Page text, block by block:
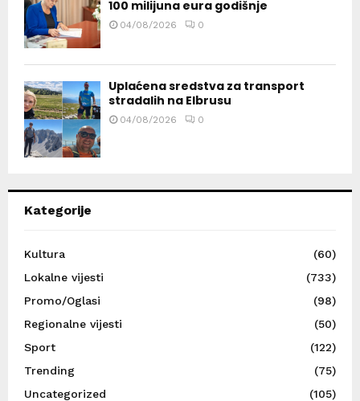
100 milijuna eura godišnje
04/08/2026 0
Uplaćena sredstva za transport
stradalih na Elbrusu
04/08/2026 0
Kategorije
Kultura
(60)
Lokalne vijesti
(733)
Promo/Oglasi
(98)
Regionalne vijesti
(50)
Sport
(122)
Trending
(75)
Uncategorized
(105)